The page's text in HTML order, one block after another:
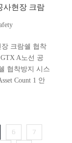
사현장 크람
크람쉘 협착
A노선 공
협착방지 시스
Count 1 안
6
7